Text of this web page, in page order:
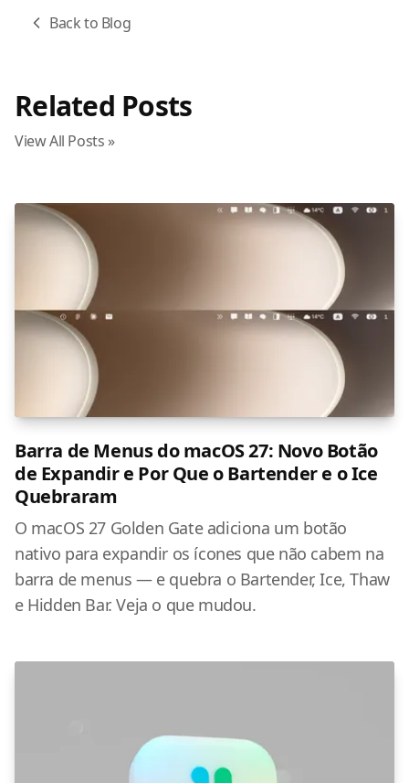
Back to Blog
Related Posts
View All Posts »
Barra de Menus do macOS 27: Novo Botão
de Expandir e Por Que o Bartender e o Ice
Quebraram
O macOS 27 Golden Gate adiciona um botão
nativo para expandir os ícones que não cabem na
barra de menus — e quebra o Bartender, Ice, Thaw
e Hidden Bar. Veja o que mudou.